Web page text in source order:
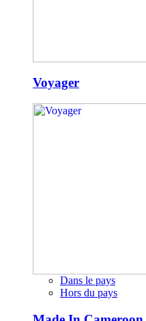
Voyager
Dans le pays
Hors du pays